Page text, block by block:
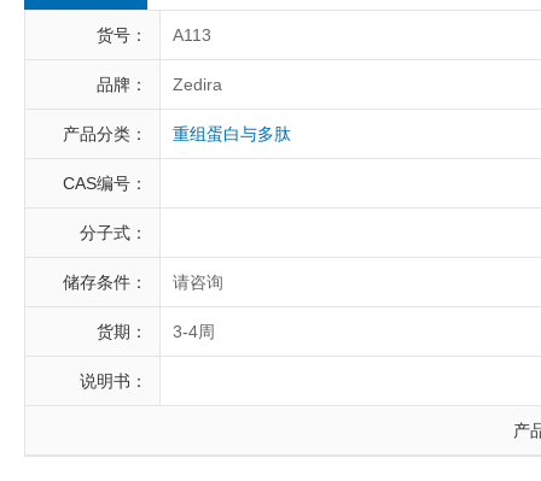
Berry & Associates
LGC Maine Standards
Abbexa AbD Serotec
货号： A113
品牌： Zedira
产品分类： 重组蛋白与多肽
CAS编号：
分子式：
储存条件： 请咨询
货期： 3-4周
说明书：
产